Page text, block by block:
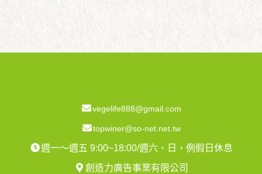
vegelife888@gmail.com
topwiner@so-net.net.tw
週一～週五 9:00~18:00/週六、日，例假日休息
創造力廣告事業有限公司